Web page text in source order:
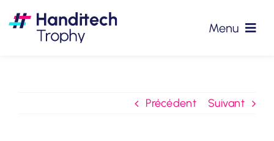
au
Menu
Précédent Suivant